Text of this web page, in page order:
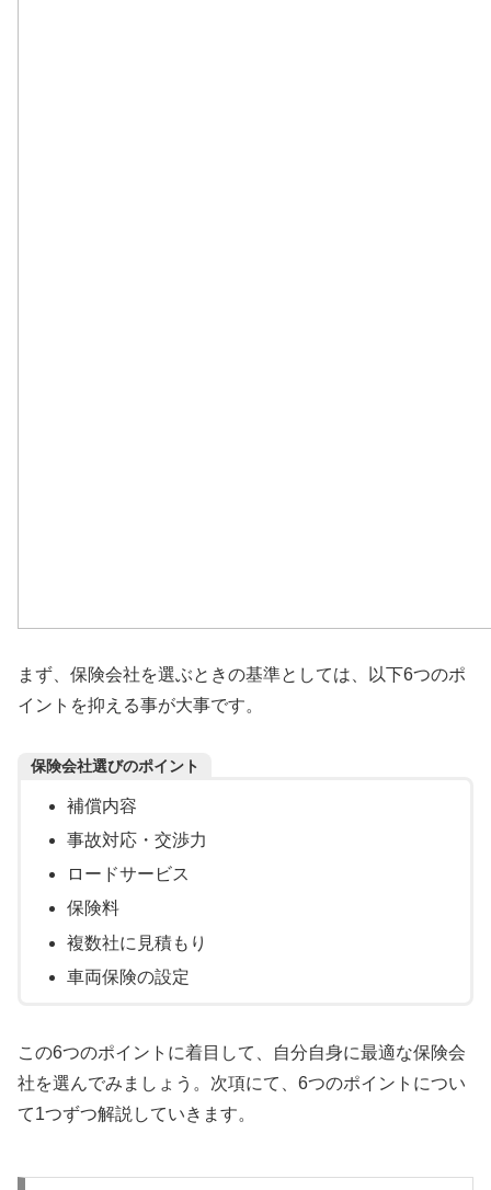
まず、保険会社を選ぶときの基準としては、以下6つのポ
イントを抑える事が大事です。
保険会社選びのポイント
補償内容
事故対応・交渉力
ロードサービス
保険料
複数社に見積もり
車両保険の設定
この6つのポイントに着目して、自分自身に最適な保険会
社を選んでみましょう。次項にて、6つのポイントについ
て1つずつ解説していきます。